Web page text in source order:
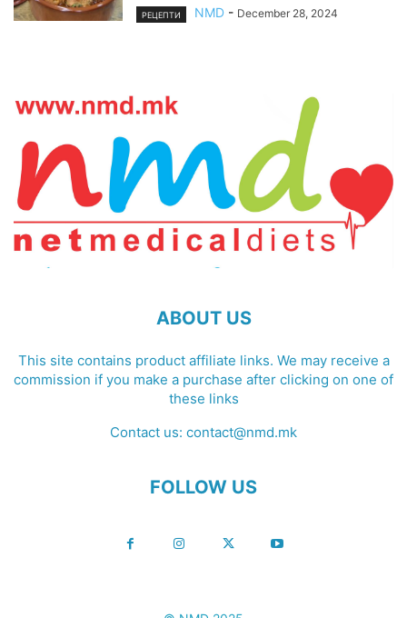
РЕЦЕПТИ NMD - December 28, 2024
ABOUT US
This site contains product affiliate links. We may receive a
commission if you make a purchase after clicking on one of
these links
Contact us: contact@nmd.mk
FOLLOW US